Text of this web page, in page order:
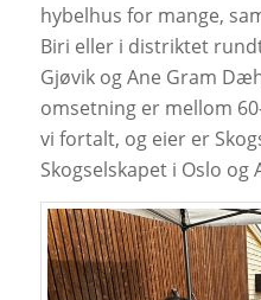
hybelhus for mange,
Biri eller i distriktet
Gjøvik og Ane Gram
omsetning er mellom
vi fortalt, og eier er
Skogselskapet i Oslo og